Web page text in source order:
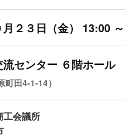
２３日（金） 13:00
センター ６階ホール
町田4-1-14）
工会議所